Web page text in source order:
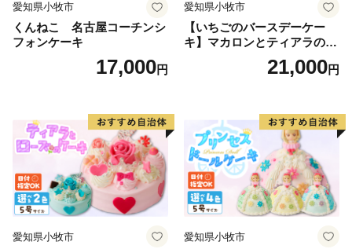
満市にご注目ください。
愛知県小牧市
くんねこ 名古屋コーチンシ
フォンケーキ
17,000円
愛知県小牧市
【いちごのバースデーケー
キ】マカロンとティアラのケ
ーキ スイーツ 日時指定可 デ
ザート 洋菓子 お取り寄せ 愛
デコレーションケーキ ホー
ルケーキ
21,000円
愛知県小牧市 愛知県小牧市